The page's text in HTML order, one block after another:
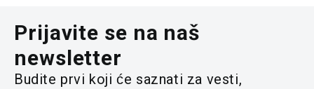
Prijavite se na naš
newsletter
Budite prvi koji će saznati za vesti,